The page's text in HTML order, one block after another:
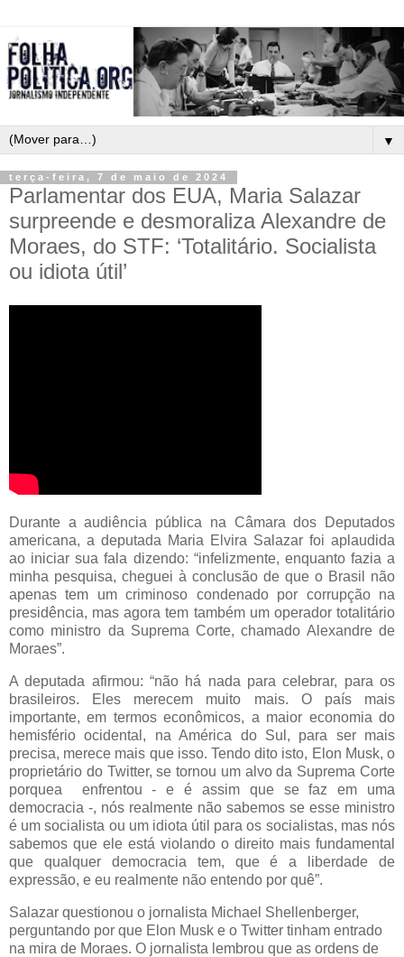
▼
terça-feira, 7 de maio de 2024
Parlamentar dos EUA, Maria Salazar
surpreende e desmoraliza Alexandre de
Moraes, do STF: ‘Totalitário. Socialista
ou idiota útil’
Durante a audiência pública na Câmara dos Deputados
americana, a deputada Maria Elvira Salazar foi aplaudida
ao iniciar sua fala dizendo: “infelizmente, enquanto fazia a
minha pesquisa, cheguei à conclusão de que o Brasil não
apenas tem um criminoso condenado por corrupção na
presidência, mas agora tem também um operador totalitário
como ministro da Suprema Corte, chamado Alexandre de
Moraes”.
A deputada afirmou: “não há nada para celebrar, para os
brasileiros. Eles merecem muito mais. O país mais
importante, em termos econômicos, a maior economia do
hemisfério ocidental, na América do Sul, para ser mais
precisa, merece mais que isso. Tendo dito isto, Elon Musk, o
proprietário do Twitter, se tornou um alvo da Suprema Corte
porquea enfrentou - e é assim que se faz em uma
democracia -, nós realmente não sabemos se esse ministro
é um socialista ou um idiota útil para os socialistas, mas nós
sabemos que ele está violando o direito mais fundamental
que qualquer democracia tem, que é a liberdade de
expressão, e eu realmente não entendo por quê”.
Salazar questionou o jornalista Michael Shellenberger,
perguntando por que Elon Musk e o Twitter tinham entrado
na mira de Moraes. O jornalista lembrou que as ordens de